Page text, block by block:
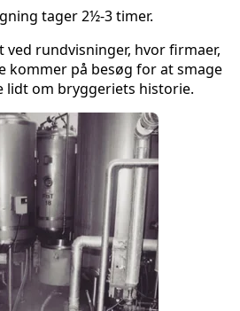
tager 2½-3 timer.
rundvisninger, hvor firmaer,
kommer på besøg for at smage
lidt om bryggeriets historie.